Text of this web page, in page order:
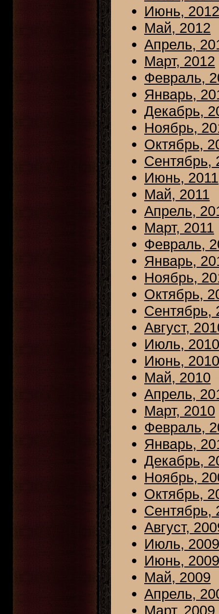
Июнь, 2012
Май, 2012
Апрель,
Март, 2012
Февраль,
Январь,
Декабрь,
Ноябрь,
Октябрь,
Сентябрь,
Июнь, 2011
Май, 2011
Апрель,
Март, 2011
Февраль,
Январь,
Ноябрь,
Октябрь,
Сентябрь,
Август,
Июль, 2010
Июнь, 2010
Май, 2010
Апрель,
Март, 2010
Февраль,
Январь,
Декабрь,
Ноябрь,
Октябрь,
Сентябрь,
Август,
Июль, 2009
Июнь, 2009
Май, 2009
Апрель,
Март, 2009